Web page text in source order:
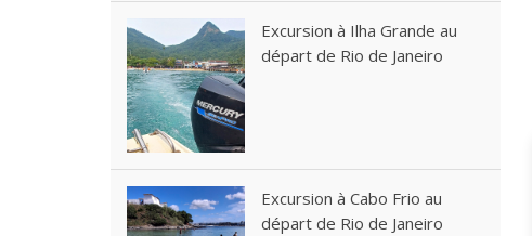
Excursion à Ilha Grande au
départ de Rio de Janeiro
Excursion à Cabo Frio au
départ de Rio de Janeiro